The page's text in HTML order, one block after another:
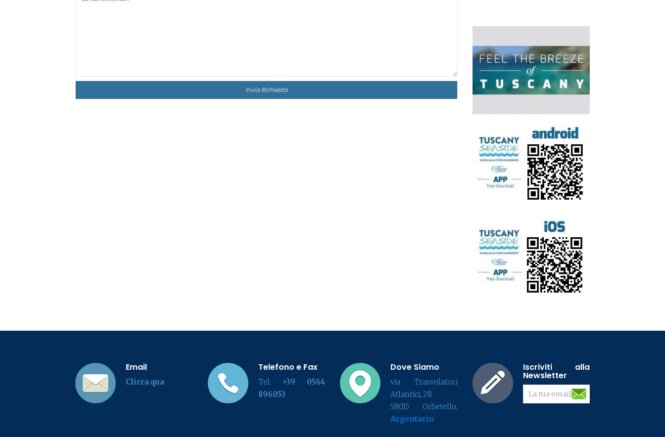
Email
Clicca qua
Telefono e Fax
Tel. +39 0564
896053
Dove Siamo
via Trasvolatori
Atlantici, 28
58015 Orbetello,
Argentario
Iscriviti alla
Newsletter